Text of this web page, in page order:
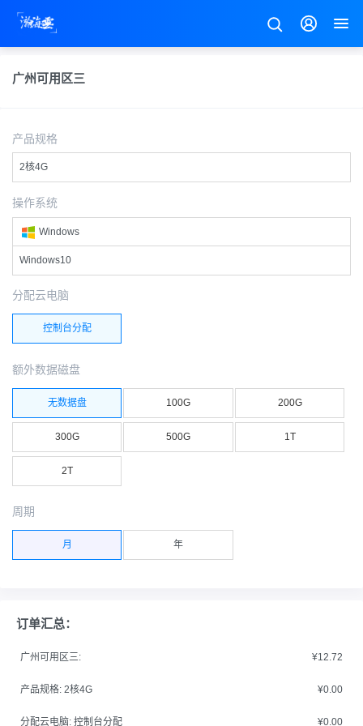
广州可用区三
产品规格
2核4G
操作系统
Windows
Windows10
分配云电脑
控制台分配
额外数据磁盘
无数据盘 100G 200G
300G 500G 1T
2T
周期
月 年
订单汇总：
广州可用区三: ¥12.72
产品规格: 2核4G ¥0.00
分配云电脑: 控制台分配 ¥0.00